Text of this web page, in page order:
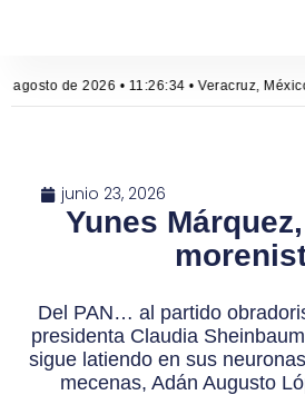
agosto de 2026 • 11:26:34 • Veracruz,
junio 23, 2026
Yunes
Del PAN… al partido
presidenta Claudia
sigue latiendo en sus
mecenas, Adán Augusto